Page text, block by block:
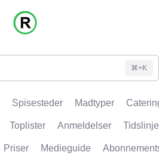
⌘+K
Spisesteder Madtyper
Toplister Anmeldelser Tidslinje
Priser Medieguide